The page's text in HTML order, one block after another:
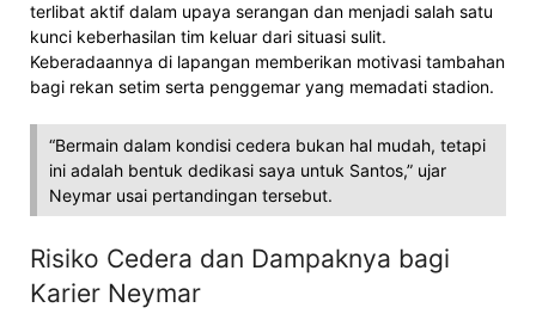
terlibat aktif dalam upaya serangan dan menjadi salah satu
kunci keberhasilan tim keluar dari situasi sulit.
Keberadaannya di lapangan memberikan motivasi tambahan
bagi rekan setim serta penggemar yang memadati stadion.
“Bermain dalam kondisi cedera bukan hal mudah, tetapi
ini adalah bentuk dedikasi saya untuk Santos,” ujar
Neymar usai pertandingan tersebut.
Risiko Cedera dan Dampaknya bagi
Karier Neymar